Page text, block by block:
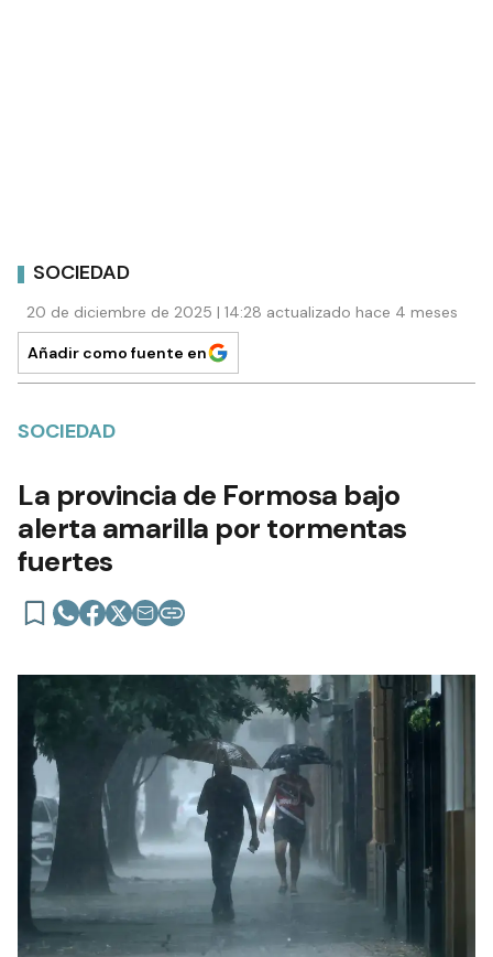
SOCIEDAD
20 de diciembre de 2025 | 14:28 actualizado hace 4 meses
Añadir como fuente en
SOCIEDAD
La provincia de Formosa bajo
alerta amarilla por tormentas
fuertes